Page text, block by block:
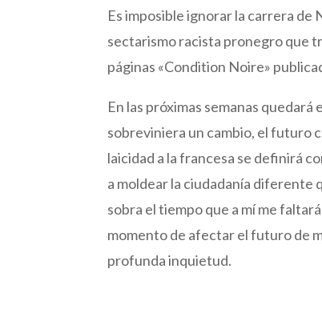
Es imposible ignorar la carrera de
sectarismo racista pronegro que
páginas «Condition Noire»
En las próximas semanas
sobreviniera un cambio, el futuro
laicidad a la francesa se definirá
a moldear la ciudadanía diferente
sobra el tiempo que a mí me
momento de afectar el futuro de
profunda inquietud.